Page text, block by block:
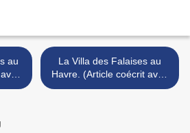
La Villa des Falaises au
Havre. (Article coécrit avec
G. Saillard) 3-3 >